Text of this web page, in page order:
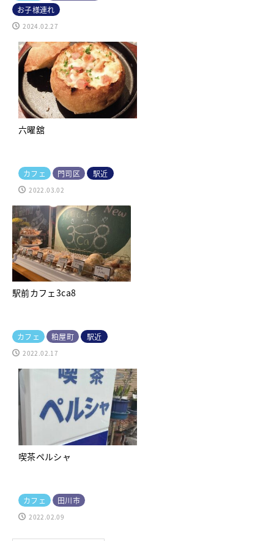
お子様連れ
2024.02.27
六曜舘
カフェ 門司区 駅近
2022.03.02
駅前カフェ3ca8
カフェ 粕屋町 駅近
2022.02.17
喫茶ペルシャ
カフェ 田川市
2022.02.09